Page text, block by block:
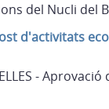
del Nucli del
d'activitats
-